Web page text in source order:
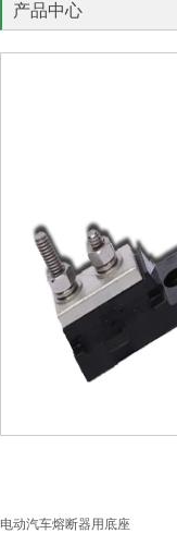
产品中心
电动汽车熔断器用底座